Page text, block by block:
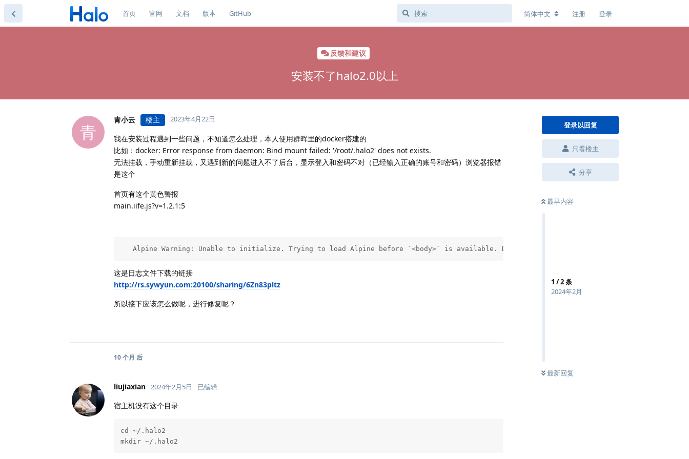
首页 官网 文档 版本 GitHub 简体中文 注册 登录
反馈和建议
安装不了halo2.0以上
登录以回复
只看楼主
分享
最早内容
1 /2条
2024年2月
最新回复
青
青小云 楼主 2023年4月22日
我在安装过程遇到一些问题，不知道怎么处理，本人使用群晖里的docker搭建的
比如：docker: Error response from daemon: Bind mount failed: '/root/.halo2' does not exists.
无法挂载，手动重新挂载，又遇到新的问题进入不了后台，显示登入和密码不对（已经输入正确的账号和密码）浏览器报错
是这个
首页有这个黄色警报
main.iife.js?v=1.2.1:5
Alpine Warning: Unable to initialize. Trying to load Alpine before `<body>` is available. Did you forget to add `defer` in Alpine's
这是日志文件下载的链接
http://rs.sywyun.com:20100/sharing/6Zn83pltz
所以接下应该怎么做呢，进行修复呢？
10 个月 后
liujiaxian 2024年2月5日 已编辑
宿主机没有这个目录
cd ~/.halo2
mkdir ~/.halo2